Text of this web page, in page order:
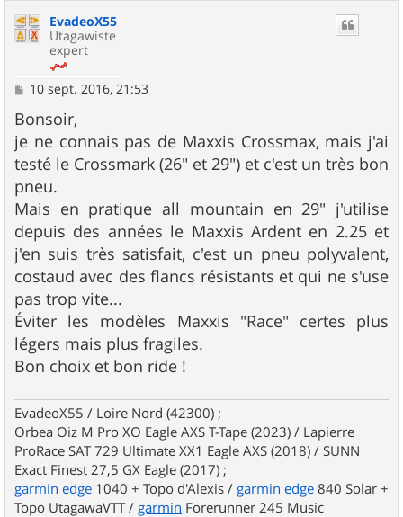
EvadeoX55
Utagawiste
expert
M
s
s
a
g
e
10 sept. 2016, 21:53
Bonsoir,
je ne connais pas de Maxxis Crossmax, mais j'ai
testé le Crossmark (26" et 29") et c'est un très bon
pneu.
Mais en pratique all mountain en 29" j'utilise
depuis des années le Maxxis Ardent en 2.25 et
j'en suis très satisfait, c'est un pneu polyvalent,
costaud avec des flancs résistants et qui ne s'use
pas trop vite...
Éviter les modèles Maxxis "Race" certes plus
légers mais plus fragiles.
Bon choix et bon ride !
EvadeoX55 / Loire Nord (42300) ;
Orbea Oiz M Pro XO Eagle AXS T-Tape (2023) / Lapierre
ProRace SAT 729 Ultimate XX1 Eagle AXS (2018) / SUNN
Exact Finest 27,5 GX Eagle (2017) ;
garmin edge 1040 + Topo d'Alexis / garmin edge 840 Solar +
Topo UtagawaVTT / garmin Forerunner 245 Music